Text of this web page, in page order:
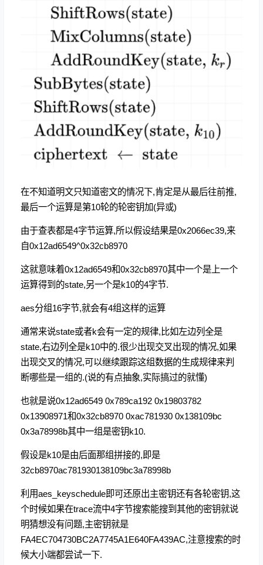
在不知道明文只知道密文的情况下,肯定是从最后往前推,
最后一个运算是第10轮的轮密钥加(异或)
由于查表都是4字节运算,所以假设结果是0x2066ec39,来
自0x12ad6549^0x32cb8970
这就意味着0x12ad6549和0x32cb8970其中一个是上一个
运算得到的state,另一个是k10的4字节.
aes分组16字节,就会有4组这样的运算
通常来说state或者k会有一定的规律,比如左边列全是
state,右边列全是k10中的.很少出现交叉出现的情况,如果
出现交叉的情况,可以继续跟踪这组数据的生成规律来判
断哪些是一组的.(说的有点抽象,实际搞过的就懂)
也就是说0x12ad6549 0x789ca192 0x19803782
0x13908971和0x32cb8970 0xac781930 0x138109bc
0x3a78998b其中一组是密钥k10.
假设是k10是由后面那组拼接的,即是
32cb8970ac781930138109bc3a78998b
利用aes_keyschedule即可还原出主密钥还有各轮密钥,这
个时候如果在trace流中4字节搜索能搜到其他的密钥就说
明猜想没有问题,主密钥就是
FA4EC704730BC2A7745A1E640FA439AC,注意搜索的时
候大小端都尝试一下.